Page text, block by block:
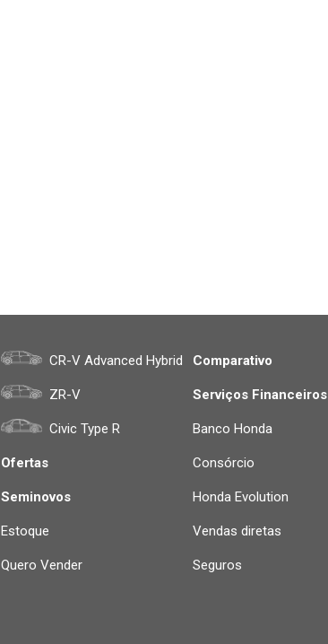
CR-V Advanced Hybrid
ZR-V
Civic Type R
Ofertas
Seminovos
Estoque
Quero Vender
Comparativo
Serviços Financeiros
Banco Honda
Consórcio
Honda Evolution
Vendas diretas
Seguros